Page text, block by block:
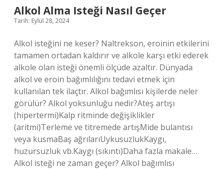
Alkol Alma Isteği Nasıl Geçer
Tarih: Eylül 28, 2024
Alkol isteğini ne keser? Naltrekson, eroinin etkilerini
tamamen ortadan kaldırır ve alkole karşı etki ederek
alkole olan isteği önemli ölçüde azaltır. Dünyada
alkol ve eroin bağımlılığını tedavi etmek için
kullanılan tek ilaçtır. Alkol bağımlısı kişilerde neler
görülür? Alkol yoksunluğu nedir?Ateş artışı
(hipertermi)Kalp ritminde değişiklikler
(aritmi)Terleme ve titremede artışMide bulantısı
veya kusmaBaş ağrılarıUykusuzlukKaygı,
huzursuzluk vb.Kaygı (sıkıntı)Daha fazla makale…
Alkol isteği ne zaman geçer? Alkol bağımlısı